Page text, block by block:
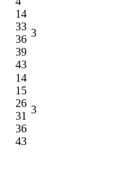
14
33
36
39
43
3
14
15
26
31
36
43
3